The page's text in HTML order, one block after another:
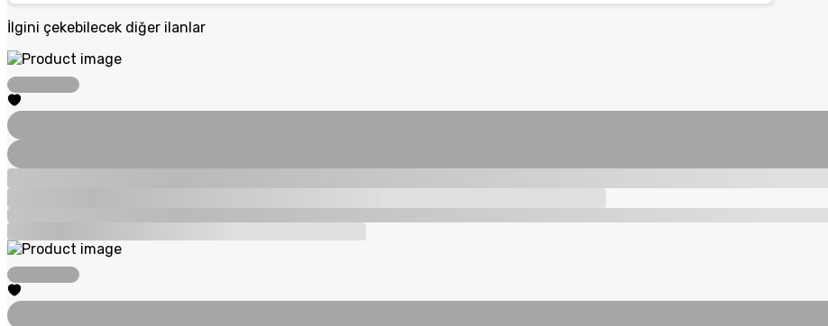
İlgini çekebilecek diğer ilanlar